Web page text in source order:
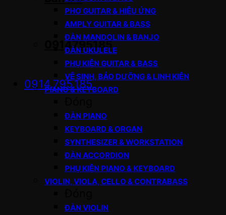
0914795185
0914.795.185
PHƠ GUITAR & HIỆU ỨNG
AMPLY GUITAR & BASS
ĐÀN MANDOLIN & BANJO
ĐÀN UKULELE
PHỤ KIỆN GUITAR & BASS
VỆ SINH, BẢO DƯỠNG & LINH KIỆN
PIANO & KEYBOARD
ĐÀN PIANO
KEYBOARD & ORGAN
SYNTHESIZER & WORKSTATION
ĐÀN ACCORDION
PHỤ KIỆN PIANO & KEYBOARD
VIOLIN, VIOLA, CELLO & CONTRABASS
ĐÀN VIOLIN